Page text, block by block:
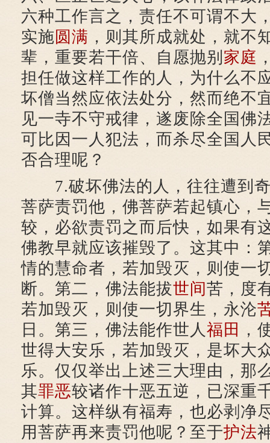
六种工作言之，责任不可谓不大
实施圆满 ，则其所成就处，就不
辈，重要若干倍、自愿抛别 家庭
担任做这样工作的人，为什么不
坏僧当然应依法处分，然而绝不
见一寺不守戒律，遂废除全国佛
可比因一人犯法，而杀尽全国人
否合理呢？
7.破坏佛法的人，往往遭到奇
菩萨责罚他，佛菩萨若起镇心，
较，必欲责罚之而后快，如果有
佛教早就应该摧毁了。这其中：
情的慧命者，若加毁灭，则使一
断。第二，佛法能拔世间苦，度
若加毁灭，则使一切界生，永沦
日。第三，佛法能作世人福田
，
世得大安乐，若加毁灭，是坏大
乐。仅仅举出上述三大理由，那
其罪恶较诸作十恶五逆，已深重
计算。这样纵有福寿，也必剥净
用菩萨再来责罚他呢？至于护法